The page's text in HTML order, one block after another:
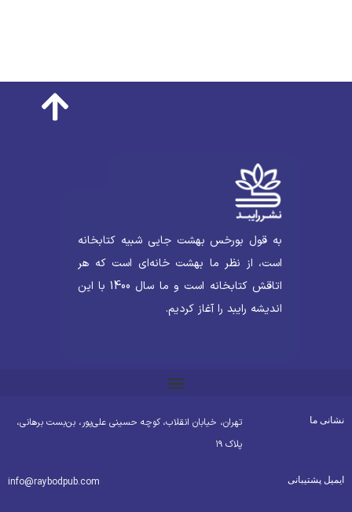
به قول بورخس بهشت جایی شبیه کتابخانه
است، از نظر ما بهشت خانه‌ای است که هر
اتاقش کتابخانه است و ما سال 1400 با این
اندیشه رایبد را آغاز کردیم.
ما
تهران، خیابان انقلاب، کوچه حسینی علی‌پور، بن‌بست برهانی،
پلاک ۱۹
پشتیبانی info@raybodpub.com